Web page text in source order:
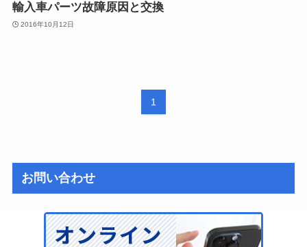
輸入車パーツ故障原因と交換
2016年10月12日
1
お問い合わせ